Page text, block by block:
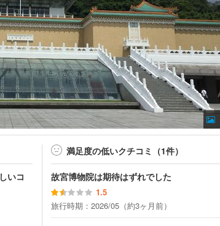
いコ
満足度の低いクチコミ（1件）
故宮博物院は期待はずれでした
1.5
旅行時期：2026/05（約3ヶ月前）